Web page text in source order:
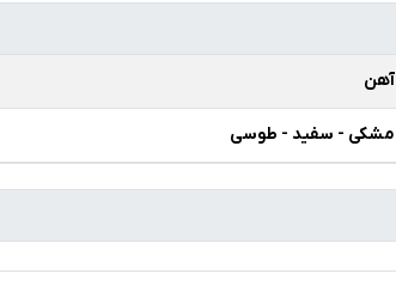
آهن
مشکی - سفید - طوسی